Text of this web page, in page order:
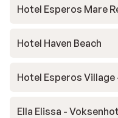
Hotel Esperos Mare
Hotel Haven Beach
Hotel Esperos
Ella Elissa -